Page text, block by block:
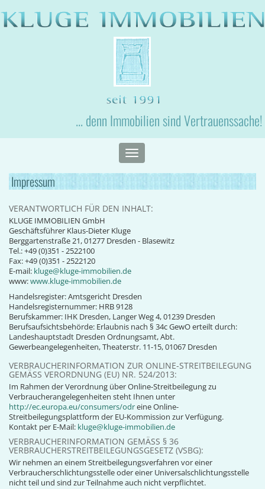
... denn Immobilien sind Vertrauenssache!
Toggle
navigation
Impressum
VERANTWORTLICH FÜR DEN INHALT:
KLUGE IMMOBILIEN GmbH
Geschäftsführer Klaus-Dieter Kluge
Berggartenstraße 21, 01277 Dresden - Blasewitz
Tel.: +49 (0)351 - 2522100
Fax: +49 (0)351 - 2522120
E-mail: kluge@kluge-immobilien.de
www:www.kluge-immobilien.de
Handelsregister: Amtsgericht Dresden
Handelsregisternummer: HRB 9128
Berufskammer: IHK Dresden, Langer Weg 4, 01239 Dresden
Berufsaufsichtsbehörde: Erlaubnis nach § 34c GewO erteilt durch:
Landeshauptstadt Dresden Ordnungsamt, Abt.
Gewerbeangelegenheiten, Theaterstr. 11-15, 01067 Dresden
VERBRAUCHERINFORMATION ZUR ONLINE-STREITBEILEGUNG
GEMÄSS VERORDNUNG (EU) NR. 524/2013:
Im Rahmen der Verordnung über Online-Streitbeilegung zu
Verbraucherangelegenheiten steht Ihnen unter
http://ec.europa.eu/consumers/odreine Online-
Streitbeilegungsplattform der EU-Kommission zur Verfügung.
Kontakt per E-Mail: kluge@kluge-immobilien.de
VERBRAUCHERINFORMATION GEMÄSS § 36 V
ERBRAUCHERSTREITBEILEGUNGSGESETZ (VSBG):
Wir nehmen an einem Streitbeilegungsverfahren vor einer
Verbraucherschlichtungsstelle oder einer Universalschlichtungsstelle
nicht teil und sind zur Teilnahme auch nicht verpflichtet.